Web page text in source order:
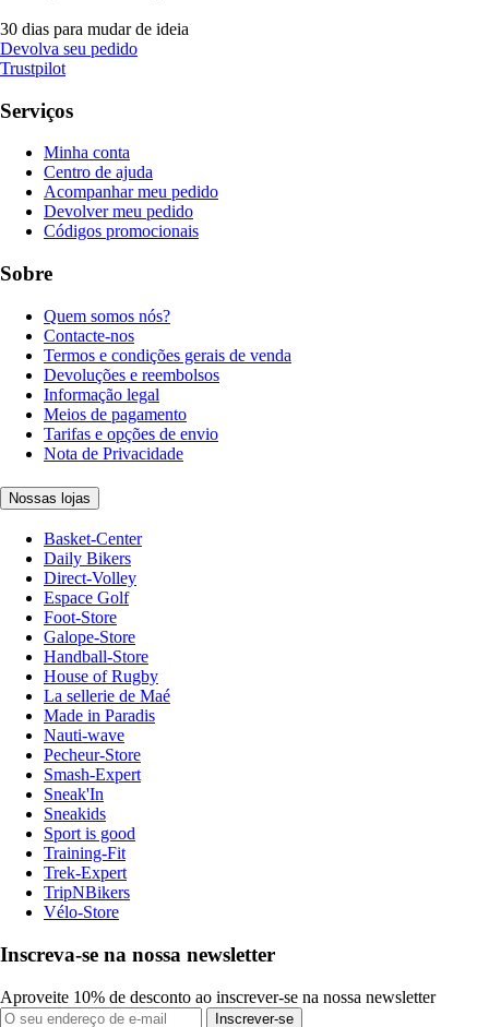
30 dias para mudar de ideia
Devolva seu pedido
Trustpilot
Serviços
Minha conta
Centro de ajuda
Acompanhar meu pedido
Devolver meu pedido
Códigos promocionais
Sobre
Quem somos nós?
Contacte-nos
Termos e condições gerais de venda
Devoluções e reembolsos
Informação legal
Meios de pagamento
Tarifas e opções de envio
Nota de Privacidade
Nossas lojas
Basket-Center
Daily Bikers
Direct-Volley
Espace Golf
Foot-Store
Galope-Store
Handball-Store
House of Rugby
La sellerie de Maé
Made in Paradis
Nauti-wave
Pecheur-Store
Smash-Expert
Sneak'In
Sneakids
Sport is good
Training-Fit
Trek-Expert
TripNBikers
Vélo-Store
Inscreva-se na nossa newsletter
Aproveite 10% de desconto ao inscrever-se na nossa newsletter
Inscrever-se